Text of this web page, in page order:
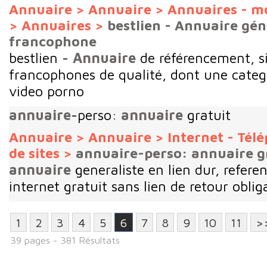
Annuaire > Annuaire > Annuaires -
> Annuaires > bestlien - Annuaire
francophone
bestlien - Annuaire de référencement,
francophones de qualité, dont une
video porno
annuaire-perso: annuaire gratuit
Annuaire > Annuaire > Internet -
de sites > annuaire-perso: annuaire
annuaire generaliste en lien dur,
internet gratuit sans lien de retour
1 2 3 4 5 6 7 8 9 10 11
39 pages - 381 Résultats